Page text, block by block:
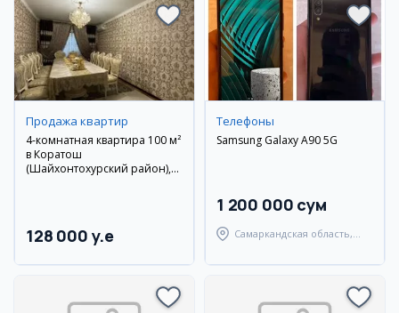
Продажа квартир
4-комнатная квартира 100 м²
в Коратош
(Шайхонтохурский район),
128 000 y.e
Телефоны
Samsung Galaxy A90 5G
1 200 000 сум
Самаркандская область,